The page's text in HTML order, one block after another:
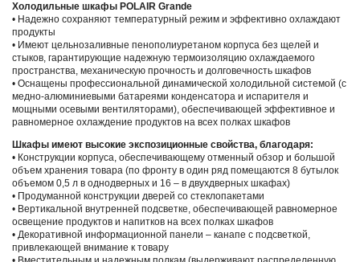
Холодильные шкафы POLAIR Grande
• Надежно сохраняют температурный режим и эффективно охлаждают
продукты
• Имеют цельнозаливные пенополиуретаном корпуса без щелей и
стыков, гарантирующие надежную термоизоляцию охлаждаемого
пространства, механическую прочность и долговечность шкафов
• Оснащены профессиональной динамической холодильной системой (с
медно-алюминиевыми батареями конденсатора и испарителя и
мощными осевыми вентиляторами), обеспечивающей эффективное и
равномерное охлаждение продуктов на всех полках шкафов
Шкафы имеют высокие экспозиционные свойства, благодаря:
• Конструкции корпуса, обеспечивающему отменный обзор и большой
объем хранения товара (по фронту в один ряд помещаются 8 бутылок
объемом 0,5 л в однодверных и 16 – в двухдверных шкафах)
• Продуманной конструкции дверей со стеклопакетами
• Вертикальной внутренней подсветке, обеспечивающей равномерное
освещение продуктов и напитков на всех полках шкафов
• Декоративной информационной панели – канапе с подсветкой,
привлекающей внимание к товару